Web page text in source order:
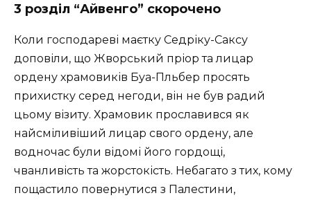
3 розділ “Айвенго” скорочено
Коли господареві маєтку Седріку-Саксу
доповіли, що Жворський пріор та лицар
ордену храмовиків Буа-Пльбер просять
прихистку серед негоди, він не був радий
цьому візиту. Храмовик прославився як
найсміливіший лицар свого ордену, але
водночас були відомі його гордощі,
чванливість та жорстокість. Небагато з тих, кому
пощастило повернутися з Палестини,